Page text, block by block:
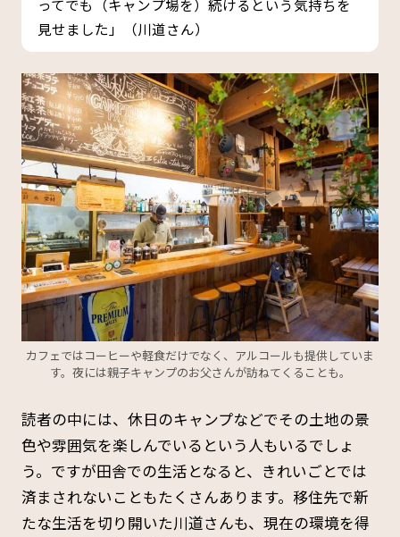
ってでも（キャンプ場を）続けるという気持ちを
見せました」（川道さん）
カフェではコーヒーや軽食だけでなく、アルコールも提供していま
す。夜には親子キャンプのお父さんが訪ねてくることも。
読者の中には、休日のキャンプなどでその土地の景
色や雰囲気を楽しんでいるという人もいるでしょ
う。ですが田舎での生活となると、きれいごとでは
済まされないこともたくさんあります。移住先で新
たな生活を切り開いた川道さんも、現在の環境を得